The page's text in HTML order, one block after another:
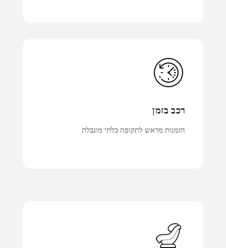
רכב בזמן
הזמנות מראש לתקופה בלתי מוגבלת